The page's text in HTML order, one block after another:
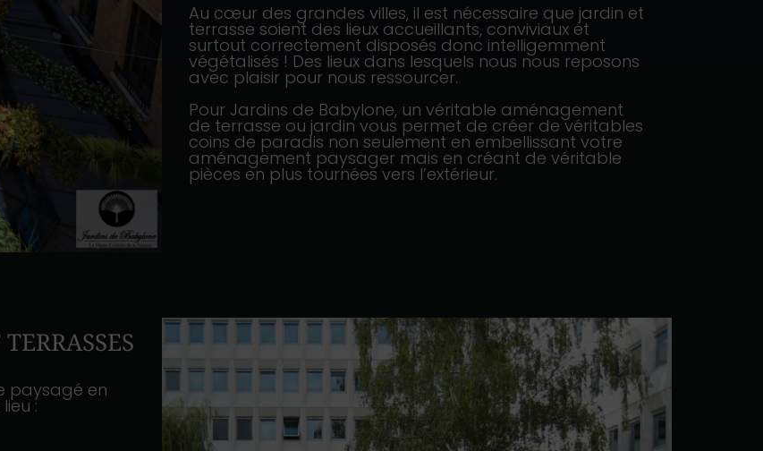
Au cœur des grandes villes, il est nécessaire que jardin et
terrasse soient des lieux accueillants, conviviaux et
surtout correctement disposés donc intelligemment
végétalisés ! Des lieux dans lesquels nous nous reposons
avec plaisir pour nous ressourcer.
Pour Jardins de Babylone, un véritable aménagement
de terrasse ou jardin vous permet de créer de véritables
coins de paradis non seulement en embellissant votre
aménagement paysager mais en créant de véritable
pièces en plus tournées vers l’extérieur.
paysagé en
: